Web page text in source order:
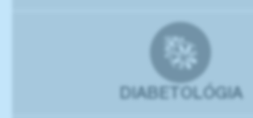
DIABETOLÓGIA